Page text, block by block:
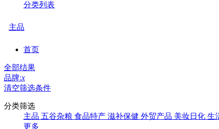
分类列表
主品
首页
全部结果
品牌:x
清空筛选条件
分类筛选
主品 五谷杂粮 食品特产 滋补保健 外贸产品 美妆日化 生
更多